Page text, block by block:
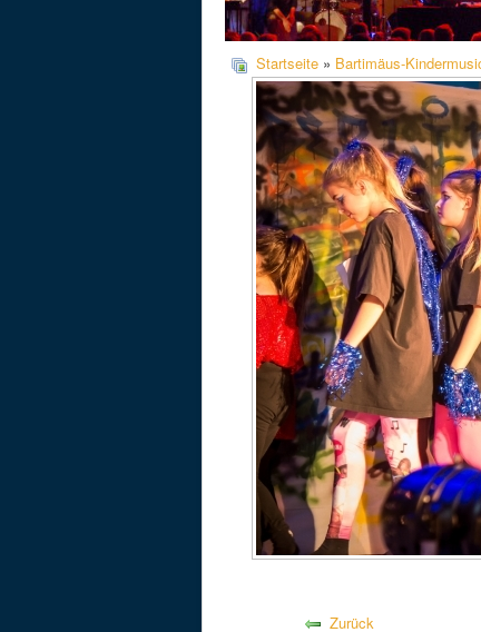
Startseite » Bartimäus-
Zurück